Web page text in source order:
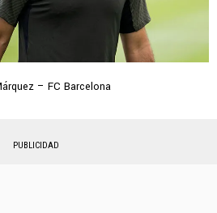
– FC Barcelona
PUBLICIDAD